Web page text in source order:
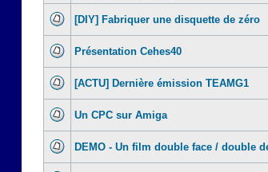
[DIY] Fabriquer une disquette de zéro
Présentation Cehes40
[ACTU] Dernière émission TEAMG1
Un CPC sur Amiga
DEMO - Un film double face / double